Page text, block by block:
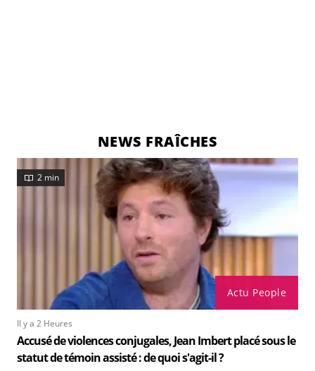
NEWS FRAÎCHES
Actu People
2 min
Il y a 2 Heures
Accusé de violences conjugales, Jean Imbert placé sous le
statut de témoin assisté : de quoi s'agit-il ?